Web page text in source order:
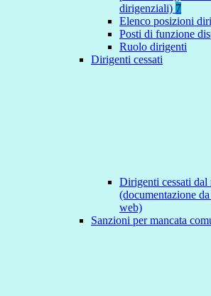
dirigenziali) 7
Elenco posizioni
Posti di funzione
Ruolo dirigenti
Dirigenti cessati
Dirigenti cessati
(documentazione
web)
Sanzioni per mancata